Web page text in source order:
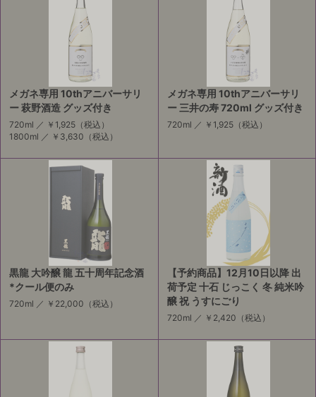
メガネ専用 10thアニバーサリ
ー 萩野酒造 グッズ付き
720ml ／ ￥1,925 （税込）
1800ml ／ ￥3,630 （税込）
メガネ専用 10thアニバーサリ
ー 三井の寿 720ml グッズ付き
720ml ／ ￥1,925（税込）
黒龍 大吟醸 龍 五十周年記念酒
*クール便のみ
720ml ／ ￥22,000 （税込）
【予約商品】12月10日以降 出
荷予定 十石 じっこく 冬 純米吟
醸 祝 うすにごり
720ml ／ ￥2,420 （税込）